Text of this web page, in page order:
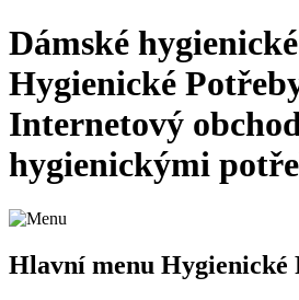
Dámské
Hygienické
Internetový
hygienickými
Hlavní menu Hygienické